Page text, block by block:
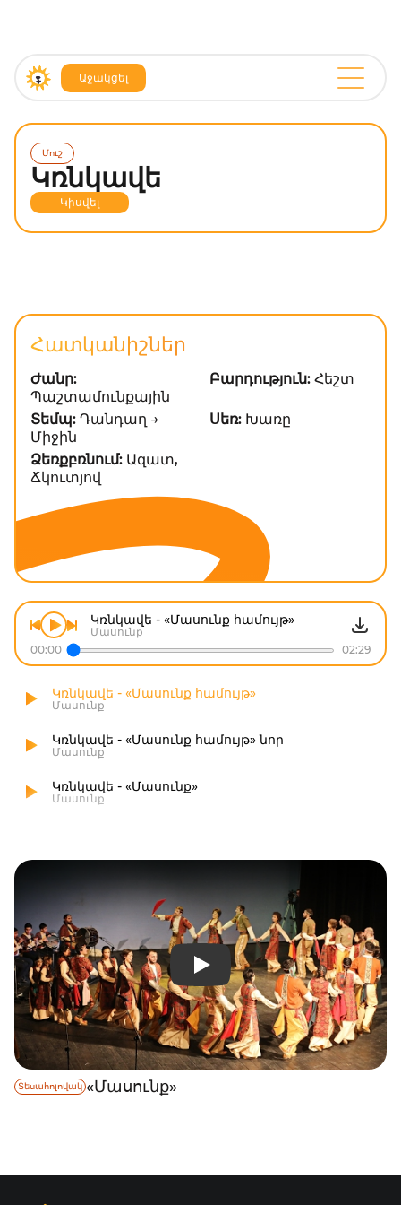
Աջակցել
Մուշ
Կռնկավե
Կիսվել
Հատկանիշներ
Ժանր:
Պաշտամունքային
Բարդություն: Հեշտ
Տեմպ: Դանդաղ →
Միջին
Սեռ: Խառը
Ձեռքբռնում: Ազատ,
Ճկուտյով
Կռնկավե - «Մասունք համույթ»
Մասունք
00:00
02:29
Կռնկավե - «Մասունք համույթ»
Մասունք
Կռնկավե - «Մասունք համույթ» նոր
Մասունք
Կռնկավե - «Մասունք»
Մասունք
Տեսահոլովակ «Մասունք»